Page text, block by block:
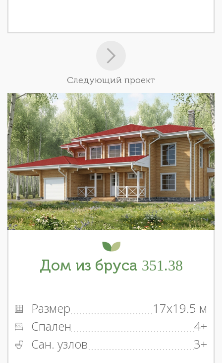
Следующий проект
Дом из бруса 351.38
Размер
17x19.5 м
Спален
4+
Сан. узлов
3+